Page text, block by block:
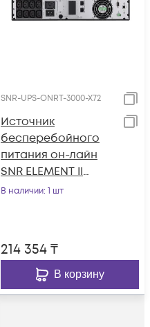
SNR-UPS-ONRT-3000-X72
Источник
бесперебойного
питания он-лайн
SNR ELEMENT II
3000ВА/3000Вт (PF-
В наличии: 1 шт
214 354₸
В корзину